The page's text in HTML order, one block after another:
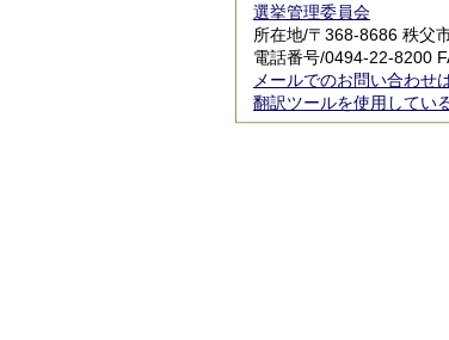
選挙管理委員会
所在地/〒368-8686 秩父
電話番号/0494-22-8200
メールでのお問い合わせ
翻訳ツールを使用してい